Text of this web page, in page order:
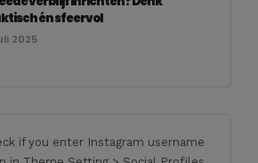
én sfeervol
2025
if you enter Instagram username